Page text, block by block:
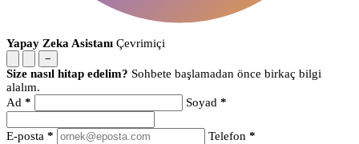
Yapay Zeka Asistanı Çevrimiçi
−
Size nasıl hitap edelim? Sohbete başlamadan önce birkaç bilgi
alalım.
Ad * Soyad *
E-posta * Telefon *